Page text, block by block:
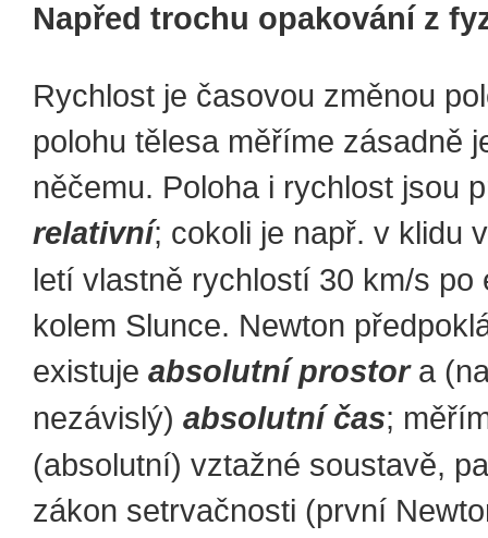
Napřed trochu opakování z
Rychlost je časovou změnou
polohu tělesa měříme zásadně
něčemu. Poloha i rychlost jsou
relativní; cokoli je např. v klidu
letí vlastně rychlostí 30 km/s po
kolem Slunce. Newton
existuje absolutní prostora
nezávislý) absolutní čas;
(absolutní) vztažné soustavě,
zákon setrvačnosti (první